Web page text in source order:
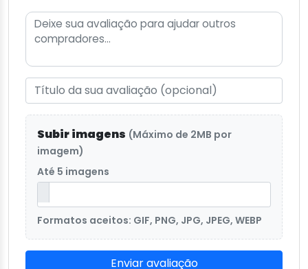
Subir imagens (Máximo de 2MB por
imagem)
Até 5 imagens
Formatos aceitos: GIF, PNG, JPG, JPEG, WEBP
Enviar avaliação